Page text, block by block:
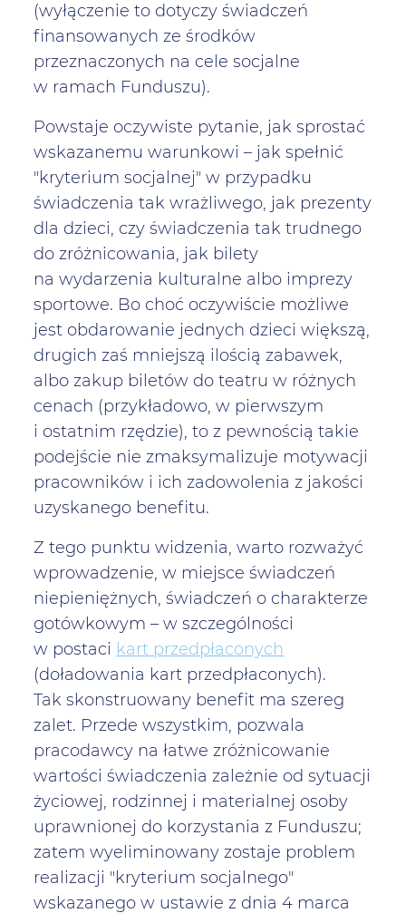
(wyłączenie to dotyczy świadczeń
finansowanych ze środków
przeznaczonych na cele socjalne
w ramach Funduszu).
Powstaje oczywiste pytanie, jak sprostać
wskazanemu warunkowi – jak spełnić
"kryterium socjalnej" w przypadku
świadczenia tak wrażliwego, jak prezenty
dla dzieci, czy świadczenia tak trudnego
do zróżnicowania, jak bilety
na wydarzenia kulturalne albo imprezy
sportowe. Bo choć oczywiście możliwe
jest obdarowanie jednych dzieci większą,
drugich zaś mniejszą ilością zabawek,
albo zakup biletów do teatru w różnych
cenach (przykładowo, w pierwszym
i ostatnim rzędzie), to z pewnością takie
podejście nie zmaksymalizuje motywacji
pracowników i ich zadowolenia z jakości
uzyskanego benefitu.
Z tego punktu widzenia, warto rozważyć
wprowadzenie, w miejsce świadczeń
niepieniężnych, świadczeń o charakterze
gotówkowym – w szczególności
w postaci kart przedpłaconych
(doładowania kart przedpłaconych).
Tak skonstruowany benefit ma szereg
zalet. Przede wszystkim, pozwala
pracodawcy na łatwe zróżnicowanie
wartości świadczenia zależnie od sytuacji
życiowej, rodzinnej i materialnej osoby
uprawnionej do korzystania z Funduszu;
zatem wyeliminowany zostaje problem
realizacji "kryterium socjalnego"
wskazanego w ustawie z dnia 4 marca